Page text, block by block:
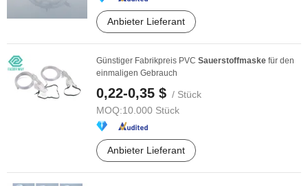
Anbieter Lieferant
Günstiger Fabrikpreis PVC Sauerstoffmaske für den
einmaligen Gebrauch
0,22-0,35 $ / Stück
MOQ:10.000 Stück
Anbieter Lieferant